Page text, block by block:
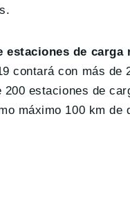
de carga
contará con más de
estaciones de
máximo 100 km de